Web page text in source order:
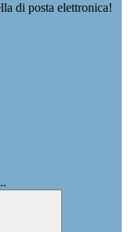
di posta elettronica!